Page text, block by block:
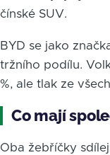
čínské SUV.
BYD se jako
tržního podílu.
%, ale tlak ze
Co mají
Oba žebříčky